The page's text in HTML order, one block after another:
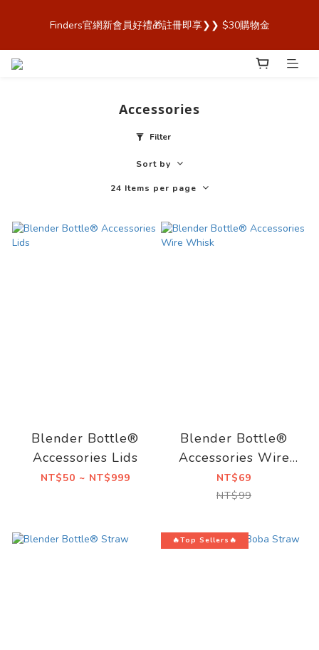
商城，購買最安心！】
Finders官網新會員好禮🎁註冊即享❯❯ $30購物金
歡迎來到 Finders🎉【Blender Bottle x Owala 台灣官方代理直營
Accessories
Filter
Sort by
24 Items per page
Blender Bottle®
Accessories Lids
NT$50 ~ NT$999
Blender Bottle®
Accessories Wire
Whisk
NT$69
NT$99
🔥Top Sellers🔥